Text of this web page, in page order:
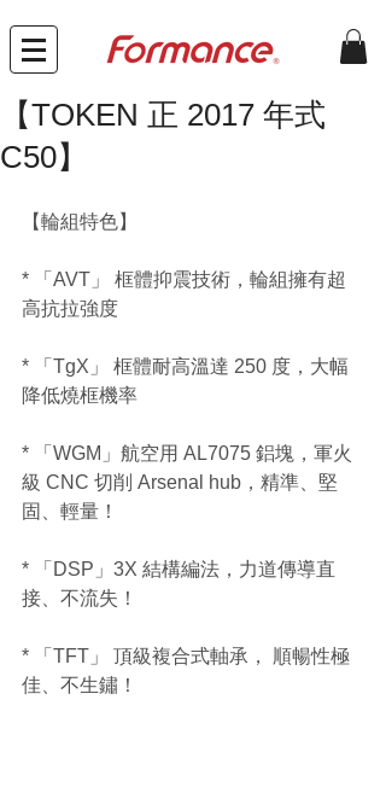
【TOKEN 正 2017 年式
C50】
【輪組特色】
* 「AVT」 框體抑震技術，輪組擁有超
高抗拉強度
* 「TgX」 框體耐高溫達 250 度，大幅
降低燒框機率
* 「WGM」航空用 AL7075 鋁塊，軍火
級 CNC 切削 Arsenal hub，精準、堅
固、輕量！
* 「DSP」3X 結構編法，力道傳導直
接、不流失！
* 「TFT」 頂級複合式軸承， 順暢性極
佳、不生鏽！